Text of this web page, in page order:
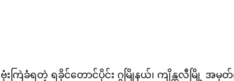
ဗုံးကြဲခံရတဲ့ ရခိုင်တောင်ပိုင်း ဂွမြိုနယ်၊ ကျိန္တလီမြို့ အမှ